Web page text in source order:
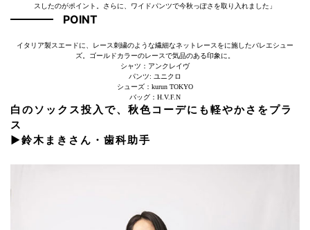
スしたのがポイント。さらに、ワイドパンツで今秋っぽさを取り入れました」
POINT
イタリア製スエードに、レース刺繍のような繊細なネットレースをに施したバレエシュー
ズ。ゴールドカラーのレースで気品のある印象に。
シャツ：アンクレイヴ
パンツ: ユニクロ
シューズ：kurun TOKYO
バッグ：H.V.F.N
白のソックス投入で、秋色コーデにも軽やかさをプラ
ス
▶︎鈴木まきさん・歯科助手